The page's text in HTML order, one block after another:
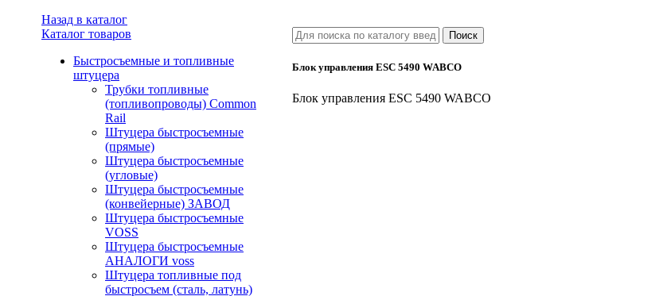
Назад в каталог
Каталог товаров
Быстросъемные и топливные
штуцера
Трубки топливные
(топливопроводы) Common
Rail
Штуцера быстросъемные
(прямые)
Штуцера быстросъемные
(угловые)
Штуцера быстросъемные
(конвейерные) ЗАВОД
Штуцера быстросъемные
VOSS
Штуцера быстросъемные
АНАЛОГИ voss
Штуцера топливные под
быстросъем (сталь, латунь)
Блок управления ESC 5490 WABCO
Блок управления ESC 5490 WABCO